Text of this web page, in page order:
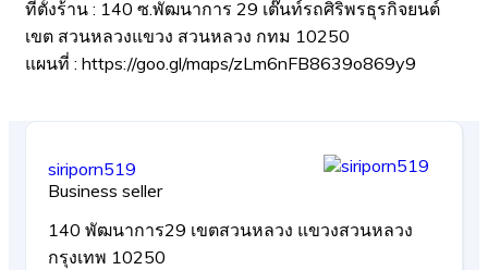
ที่ตั้งร้าน : 140 ซ.พัฒนาการ 29 เต๊นท์รถศิริพรธุรกิจยนต์
เขต สวนหลวงแขวง สวนหลวง กทม 10250
แผนที่ : https://goo.gl/maps/zLm6nFB8639o869y9
siriporn519
Business seller
140 พัฒนาการ29 เขตสวนหลวง แขวงสวนหลวง
กรุงเทพ 10250